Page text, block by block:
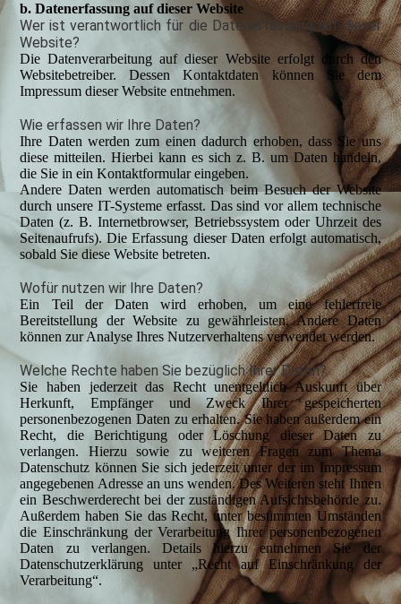
b. Datenerfassung auf dieser Website
Wer ist verantwortlich für die Datenerfassung auf dieser
Website?
Die Datenverarbeitung auf dieser Website erfolgt durch den
Websitebetreiber. Dessen Kontaktdaten können Sie dem
Impressum dieser Website entnehmen.
Wie erfassen wir Ihre Daten?
Ihre Daten werden zum einen dadurch erhoben, dass Sie uns
diese mitteilen. Hierbei kann es sich z. B. um Daten handeln,
die Sie in ein Kontaktformular eingeben.
Andere Daten werden automatisch beim Besuch der Website
durch unsere IT-Systeme erfasst. Das sind vor allem technische
Daten (z. B. Internetbrowser, Betriebssystem oder Uhrzeit des
Seitenaufrufs). Die Erfassung dieser Daten erfolgt automatisch,
sobald Sie diese Website betreten.
Wofür nutzen wir Ihre Daten?
Ein Teil der Daten wird erhoben, um eine fehlerfreie
Bereitstellung der Website zu gewährleisten. Andere Daten
können zur Analyse Ihres Nutzerverhaltens verwendet werden.
Welche Rechte haben Sie bezüglich Ihrer Daten?
Sie haben jederzeit das Recht unentgeltlich Auskunft über
Herkunft, Empfänger und Zweck Ihrer gespeicherten
personenbezogenen Daten zu erhalten. Sie haben außerdem ein
Recht, die Berichtigung oder Löschung dieser Daten zu
verlangen. Hierzu sowie zu weiteren Fragen zum Thema
Datenschutz können Sie sich jederzeit unter der im Impressum
angegebenen Adresse an uns wenden. Des Weiteren steht Ihnen
ein Beschwerderecht bei der zuständigen Aufsichtsbehörde zu.
Außerdem haben Sie das Recht, unter bestimmten Umständen
die Einschränkung der Verarbeitung Ihrer personenbezogenen
Daten zu verlangen. Details hierzu entnehmen Sie der
Datenschutzerklärung unter „Recht auf Einschränkung der
Verarbeitung“.